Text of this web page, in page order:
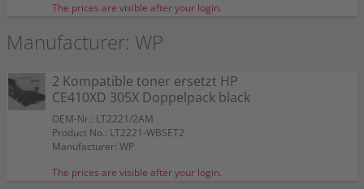
The prices are visible after your login.
Manufacturer: WP
2 Kompatible toner ersetzt HP
CE410XD 305X Doppelpack black
OEM-Nr.: LT2221/2AM
Product No.: LT2221-WBSET2
Manufacturer: WP
The prices are visible after your login.